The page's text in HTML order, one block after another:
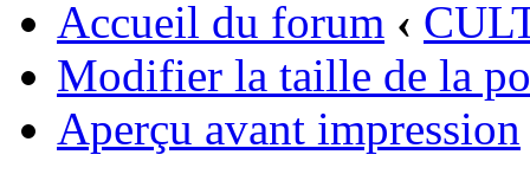
Accueil du forum ‹
Modifier la taille de la
Aperçu avant impression